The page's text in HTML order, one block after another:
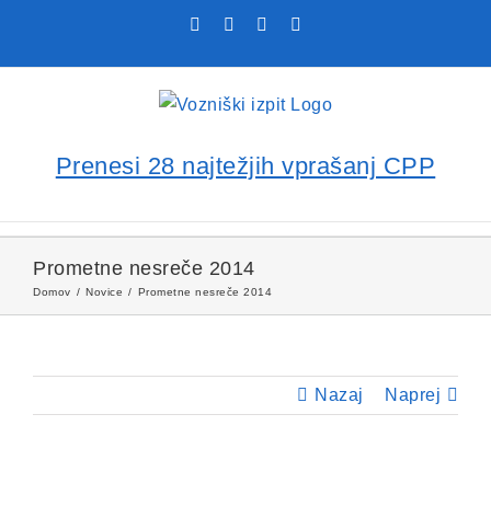
FacebookYouTube
Rss
Prenesi 28 najtežjih vprašanj CPP
Prometne nesreče 2014
Domov Novice Prometne nesreče 2014
Nazaj Naprej